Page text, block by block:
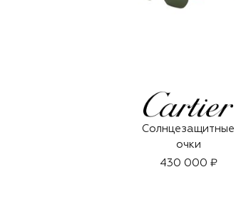
Солнцезащитные
очки
430 000 ₽